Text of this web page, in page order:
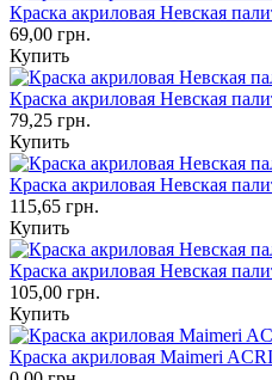
Краска акриловая Невская
69,00 грн.
Купить
Краска акриловая Невская
79,25 грн.
Купить
Краска акриловая Невская
115,65 грн.
Купить
Краска акриловая Невская
105,00 грн.
Купить
Краска акриловая Maimeri